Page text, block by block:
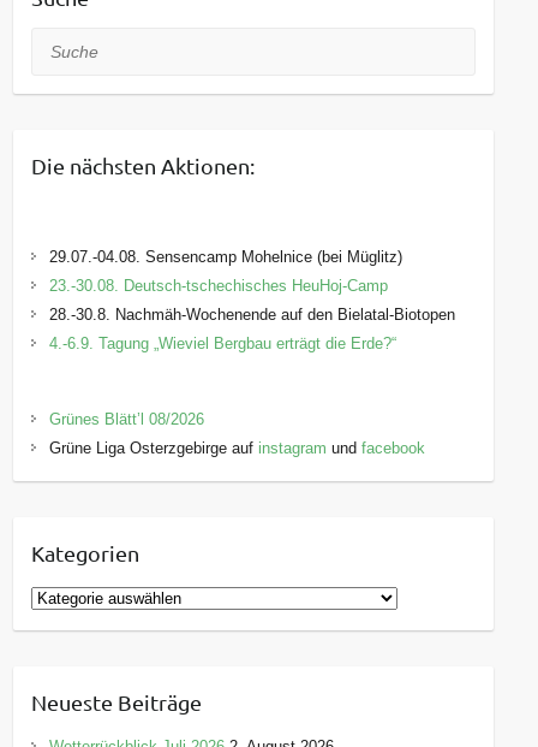
Suche
Die nächsten Aktionen:
29.07.-04.08. Sensencamp Mohelnice (bei Müglitz)
23.-30.08. Deutsch-tschechisches HeuHoj-Camp
28.-30.8. Nachmäh-Wochenende auf den Bielatal-Biotopen
4.-6.9. Tagung „Wieviel Bergbau erträgt die Erde?“
Grünes Blätt’l 08/2026
Grüne Liga Osterzgebirge auf instagram undfacebook
Kategorien
K
a
g
o
Neueste Beiträge